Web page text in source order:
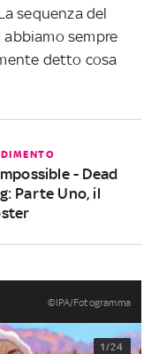
sequenza del
sempre
detto cosa
- Dead
Parte Uno, il
©IPA/Fotogramma
1/24